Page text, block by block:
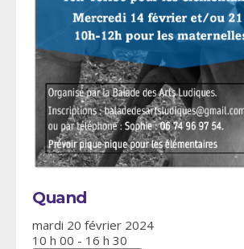
Quand
mardi 20 février 2024
10 h 00 - 16 h 30